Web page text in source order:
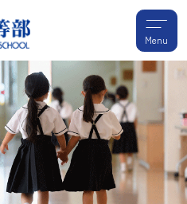
Menu